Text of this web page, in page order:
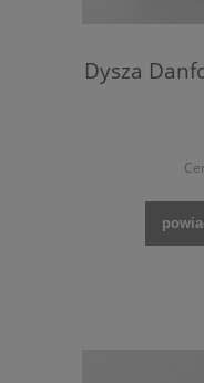
Dysza